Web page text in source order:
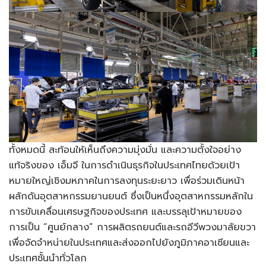
ทั้งหมดนี้ สะท้อนให้เห็นถึงความมุ่งมั่น และความตั้งใจอย่าง
แท้จริงของ เอ็มจี ในการดำเนินธุรกิจในประเทศไทยด้วยเป้า
หมายใหญ่เชิงมหภาคในการลงทุนระยะยาว เพื่อร่วมเดินหน้า
ผลักดันอุตสาหกรรมยานยนต์ ซึ่งเป็นหนึ่งอุตสาหกรรมหลักใน
การขับเคลื่อนเศรษฐกิจของประเทศ และบรรลุเป้าหมายของ
การเป็น “ศูนย์กลาง” การผลิตรถยนต์และรถอีวีพวงมาลัยขวา
เพื่อจัดจำหน่ายในประเทศและส่งออกไปยังภูมิภาคอาเซียนและ
ประเทศชั้นนำทั่วโลก